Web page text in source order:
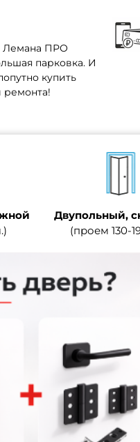
Лемана ПРО
парковка. И
купить
ремонта!
Двупольный,
(проем 130-